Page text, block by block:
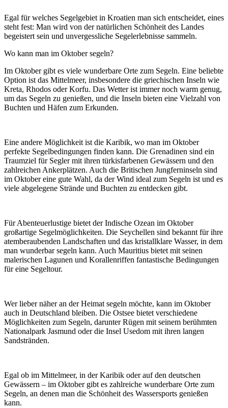
Egal für welches Segelgebiet in Kroatien man sich entscheidet, eines
steht fest: Man wird von der natürlichen Schönheit des Landes
begeistert sein und unvergessliche Segelerlebnisse sammeln.
Wo kann man im Oktober segeln?
Im Oktober gibt es viele wunderbare Orte zum Segeln. Eine beliebte
Option ist das Mittelmeer, insbesondere die griechischen Inseln wie
Kreta, Rhodos oder Korfu. Das Wetter ist immer noch warm genug,
um das Segeln zu genießen, und die Inseln bieten eine Vielzahl von
Buchten und Häfen zum Erkunden.
Eine andere Möglichkeit ist die Karibik, wo man im Oktober
perfekte Segelbedingungen finden kann. Die Grenadinen sind ein
Traumziel für Segler mit ihren türkisfarbenen Gewässern und den
zahlreichen Ankerplätzen. Auch die Britischen Jungferninseln sind
im Oktober eine gute Wahl, da der Wind ideal zum Segeln ist und es
viele abgelegene Strände und Buchten zu entdecken gibt.
Für Abenteuerlustige bietet der Indische Ozean im Oktober
großartige Segelmöglichkeiten. Die Seychellen sind bekannt für ihre
atemberaubenden Landschaften und das kristallklare Wasser, in dem
man wunderbar segeln kann. Auch Mauritius bietet mit seinen
malerischen Lagunen und Korallenriffen fantastische Bedingungen
für eine Segeltour.
Wer lieber näher an der Heimat segeln möchte, kann im Oktober
auch in Deutschland bleiben. Die Ostsee bietet verschiedene
Möglichkeiten zum Segeln, darunter Rügen mit seinem berühmten
Nationalpark Jasmund oder die Insel Usedom mit ihren langen
Sandstränden.
Egal ob im Mittelmeer, in der Karibik oder auf den deutschen
Gewässern – im Oktober gibt es zahlreiche wunderbare Orte zum
Segeln, an denen man die Schönheit des Wassersports genießen
kann.